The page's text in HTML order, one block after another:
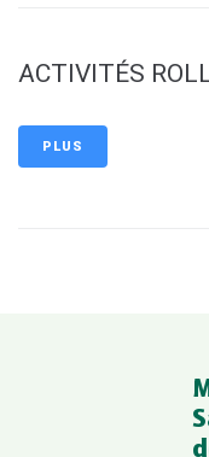
ACTIVITÉS
PLUS